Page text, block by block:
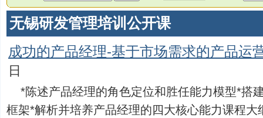
无锡研发管理培训公开课
成功的产品经理-基于市场需求的产品运
日
*陈述产品经理的角色定位和胜任能力模型*搭
框架*解析并培养产品经理的四大核心能力课程